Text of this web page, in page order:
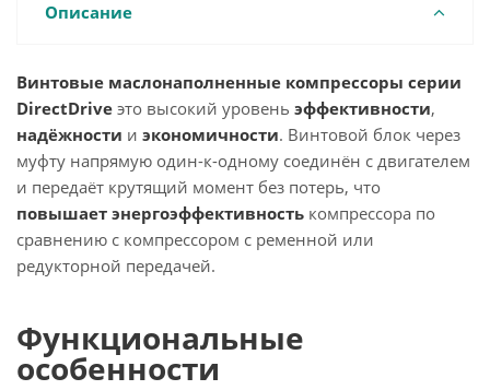
Описание
Винтовые маслонаполненные компрессоры серии
DirectDrive это высокий уровень эффективности,
надёжности и экономичности. Винтовой блок через
муфту напрямую один-к-одному соединён с двигателем
и передаёт крутящий момент без потерь, что
повышает энергоэффективность компрессора по
сравнению с компрессором с ременной или
редукторной передачей.
Функциональные
особенности